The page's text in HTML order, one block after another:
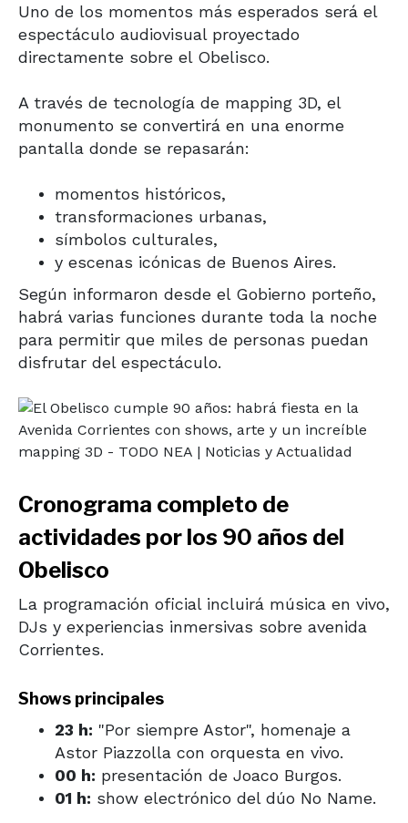
Uno de los momentos más esperados será el
espectáculo audiovisual proyectado
directamente sobre el Obelisco.
A través de tecnología de mapping 3D, el
monumento se convertirá en una enorme
pantalla donde se repasarán:
momentos históricos,
transformaciones urbanas,
símbolos culturales,
y escenas icónicas de Buenos Aires.
Según informaron desde el Gobierno porteño,
habrá varias funciones durante toda la noche
para permitir que miles de personas puedan
disfrutar del espectáculo.
Cronograma completo de
actividades por los 90 años del
Obelisco
La programación oficial incluirá música en vivo,
DJs y experiencias inmersivas sobre avenida
Corrientes.
Shows principales
23 h: "Por siempre Astor", homenaje a
Astor Piazzolla con orquesta en vivo.
00 h: presentación de Joaco Burgos.
01 h: show electrónico del dúo No Name.